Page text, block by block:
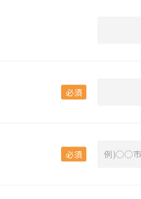
必須
必須